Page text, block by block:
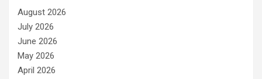
August 2026
July 2026
June 2026
May 2026
April 2026